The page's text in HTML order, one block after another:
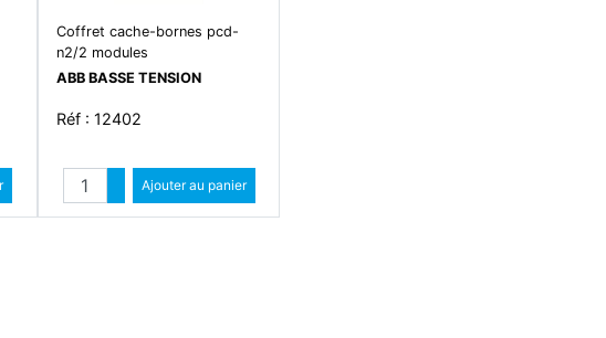
Coffret cache-bornes pcd-
n2/2 modules
ABB BASSE TENSION
Réf : 12402
Quantité
Augmenter quantité
Diminuer quantité
Ajouter au panier